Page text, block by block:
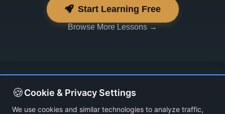
Start Learning Free
Browse More Lessons →
🍪Cookie & Privacy Settings
We use cookies and similar technologies to analyze traffic,